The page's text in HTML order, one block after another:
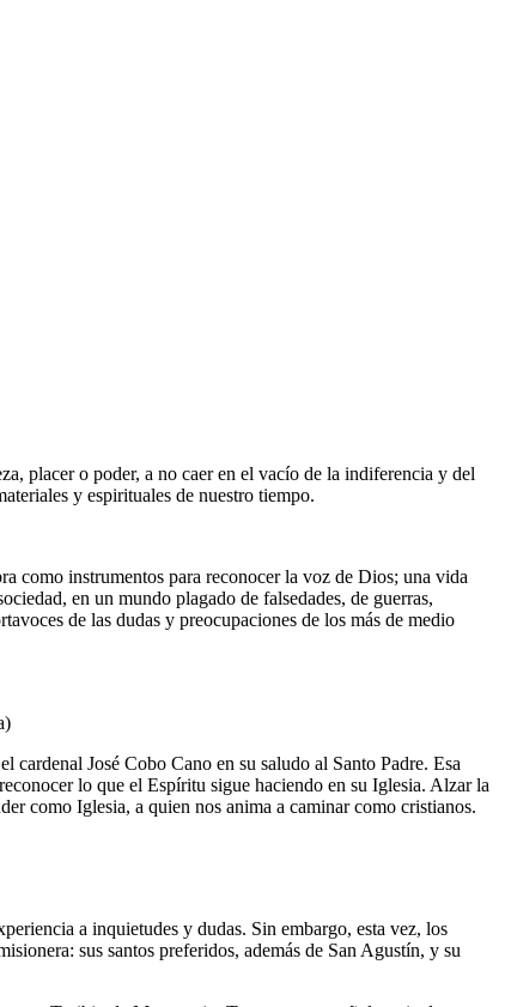
placer o poder, a no caer en el vacío de la indiferencia y del
y espirituales de nuestro tiempo.
como instrumentos para reconocer la voz de Dios; una vida
en un mundo plagado de falsedades, de guerras,
de las dudas y preocupaciones de los más de medio
José Cobo Cano en su saludo al Santo Padre. Esa
lo que el Espíritu sigue haciendo en su Iglesia. Alzar la
como Iglesia, a quien nos anima a caminar como cristianos.
a inquietudes y dudas. Sin embargo, esta vez, los
sus santos preferidos, además de San Agustín, y su